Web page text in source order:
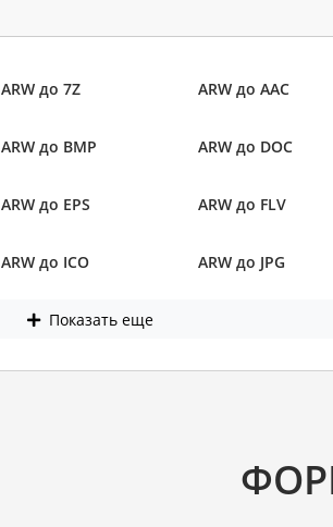
ARW до 7Z ARW до AAC
ARW до BMP ARW до DOC
ARW до EPS ARW до FLV
ARW до ICO ARW до JPG
Показать еще